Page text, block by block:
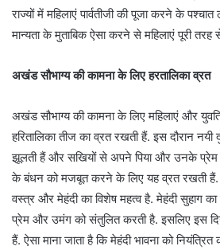
राज्यों में महिलाएं पार्वतीजी की पूजा करने के
मान्यता के मुताबिक ऐसा करने से महिलाएं पूरी तरह
अखंड सौभाग्य की कामना के लिए हरतालिका व्रत
अखंड सौभाग्य की कामना के लिए महिलाएं और
हरितालिका तीज का व्रत रखती हैं. इस दौरान
झूलती हैं और सखियों से अपने पिया और उनके प्रेम
के बंधन को मजबूत करने के लिए यह व्रत रखती हैं.
वस्त्र और मेहंदी का विशेष महत्व है. मेहंदी सुहाग
प्रेम और उमंग को संतुलित करती है. इसलिए इस
हैं. ऐसा माना जाता है कि मेहंदी भावना को नियंत्रित